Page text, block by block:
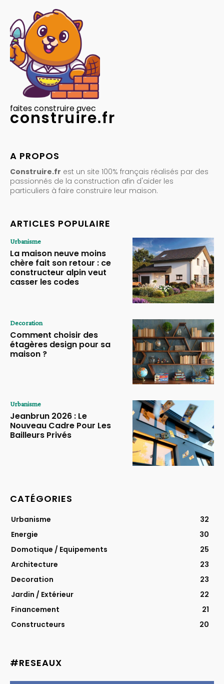
faites construire avec
construire.fr
A PROPOS
Construire.fr est un site 100% français réalisés par des
passionnés de la construction afin d'aider les
particuliers à faire construire leur maison.
ARTICLES POPULAIRE
Urbanisme
La maison neuve moins
chère fait son retour : ce
constructeur alpin veut
casser les codes
Decoration
Comment choisir des
étagères design pour sa
maison ?
Urbanisme
Jeanbrun 2026 : Le
Nouveau Cadre Pour Les
Bailleurs Privés
CATÉGORIES
Urbanisme
32
Energie
30
Domotique / Equipements
25
Architecture
23
Decoration
23
Jardin / Extérieur
22
Financement
21
Constructeurs
20
#RESEAUX